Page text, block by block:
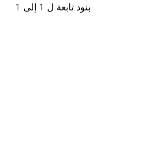
بنود تابعة ل 1 إلى 1